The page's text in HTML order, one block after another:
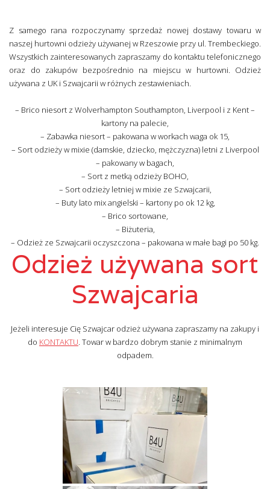
Z samego rana rozpoczynamy sprzedaż nowej dostawy towaru w
naszej hurtowni odzieży używanej w Rzeszowie przy ul. Trembeckiego.
Wszystkich zainteresowanych zapraszamy do kontaktu telefonicznego
oraz do zakupów bezpośrednio na miejscu w hurtowni. Odzież
używana z UK i Szwajcarii w różnych zestawieniach.
– Brico niesort z Wolverhampton Southampton, Liverpool i z Kent –
kartony na palecie,
– Zabawka niesort – pakowana w workach waga ok 15,
– Sort odzieży w mixie (damskie, dziecko, mężczyzna) letni z Liverpool
– pakowany w bagach,
– Sort z metką odzieży BOHO,
– Sort odzieży letniej w mixie ze Szwajcarii,
– Buty lato mix angielski – kartony po ok 12 kg,
– Brico sortowane,
– Biżuteria,
– Odzież ze Szwajcarii oczyszczona – pakowana w małe bagi po 50 kg.
Odzież używana sort
Szwajcaria
Jeżeli interesuje Cię Szwajcar odzież używana zapraszamy na zakupy i
do KONTAKTU. Towar w bardzo dobrym stanie z minimalnym
odpadem.